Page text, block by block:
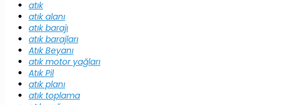
atık
atık alanı
atık barajı
atık barajları
Atık Beyanı
atık motor yağları
Atık Pil
atık planı
atık toplama